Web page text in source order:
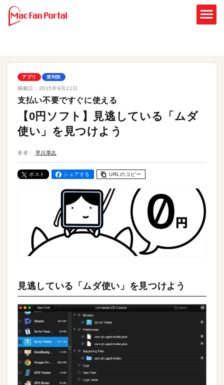
アプリ 便利技
掲載日： 2015年9月21日
支払い不要ですぐに使える
【0円ソフト】見逃している「ムダ
使い」を見つけよう
著者： 早川厚志
ポスト シェアする URLのコピー
見逃している「ムダ使い」を見つけよう